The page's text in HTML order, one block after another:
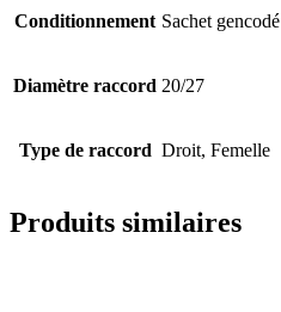
Conditionnement Sachet gencodé
Diamètre raccord 20/27
Type de raccord Droit, Femelle
Produits similaires